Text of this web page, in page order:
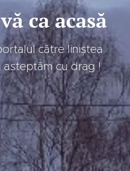
ca acasă
către liniștea
așteptăm cu drag !